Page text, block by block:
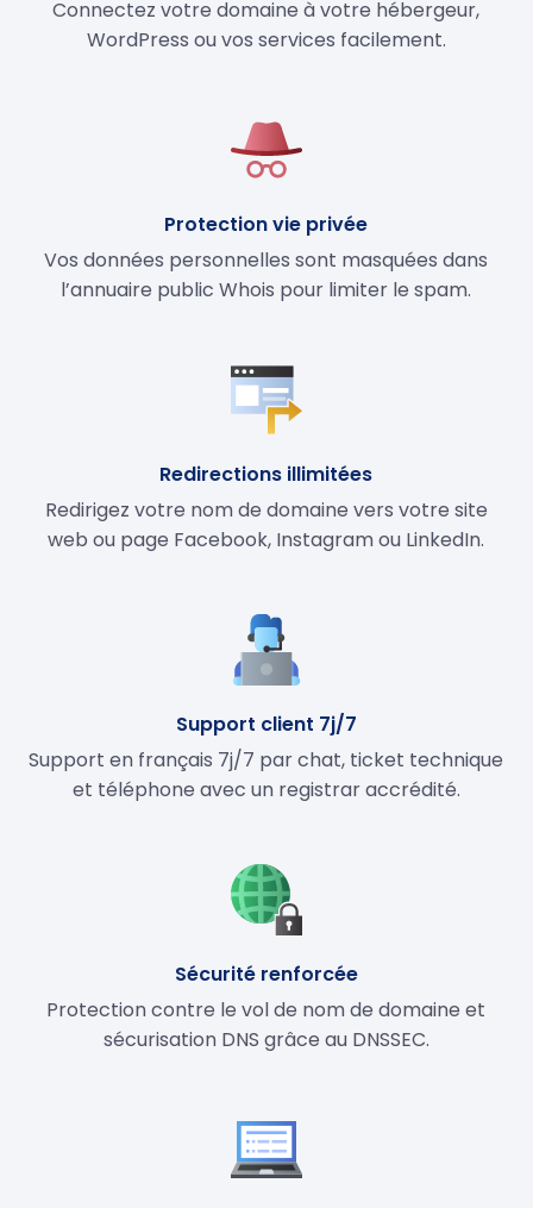
Connectez votre domaine à votre hébergeur,
WordPress ou vos services facilement.
Protection vie privée
Vos données personnelles sont masquées dans
l’annuaire public Whois pour limiter le spam.
Redirections illimitées
Redirigez votre nom de domaine vers votre site
web ou page Facebook, Instagram ou LinkedIn.
Support client 7j/7
Support en français 7j/7 par chat, ticket technique
et téléphone avec un registrar accrédité.
Sécurité renforcée
Protection contre le vol de nom de domaine et
sécurisation DNS grâce au DNSSEC.